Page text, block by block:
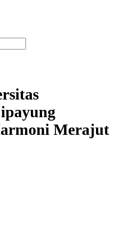
Merajut